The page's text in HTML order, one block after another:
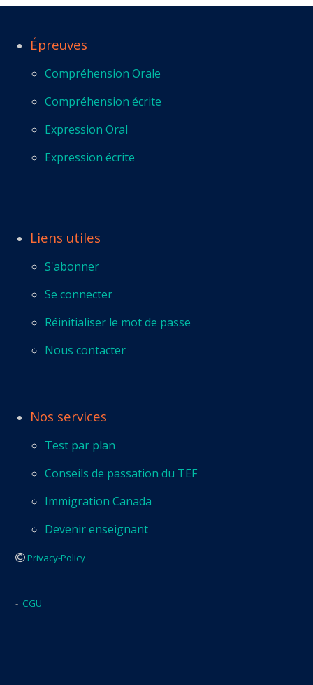
Épreuves
Compréhension Orale
Compréhension écrite
Expression Oral
Expression écrite
Liens utiles
S'abonner
Se connecter
Réinitialiser le mot de passe
Nous contacter
Nos services
Test par plan
Conseils de passation du TEF
Immigration Canada
Devenir enseignant
Privacy-Policy
- CGU